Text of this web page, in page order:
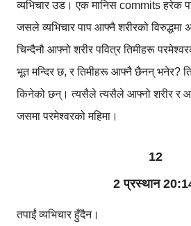
व्यभिचार उड। एक मानिस commits हरेक
जसले व्यभिचार पाप आफ्नै शरीरको
चिन्दैनौ आफ्नो शरीर पवित्र तिमीहरू
भूत मन्दिर छ, र तिमीहरू आफ्नै छैनन् भनेर?
किनेको छन्। त्यसैले त्यसैले आफ्नो शरीर र
जसमा परमेश्वरको महिमा।
12
2 प्रस्थान
तपाईं व्यभिचार हुँदैन।